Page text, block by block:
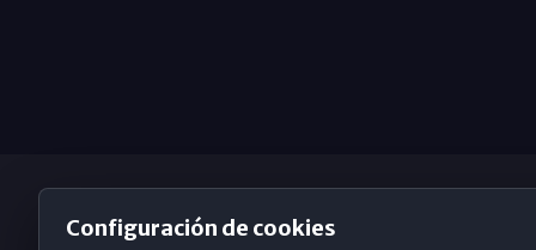
Configuración de cookies